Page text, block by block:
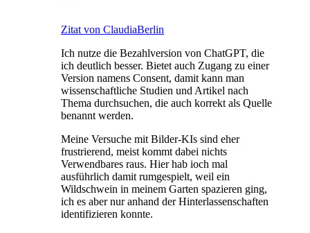
Zitat von ClaudiaBerlin
Ich nutze die Bezahlversion von ChatGPT, die
ich deutlich besser. Bietet auch Zugang zu einer
Version namens Consent, damit kann man
wissenschaftliche Studien und Artikel nach
Thema durchsuchen, die auch korrekt als Quelle
benannt werden.
Meine Versuche mit Bilder-KIs sind eher
frustrierend, meist kommt dabei nichts
Verwendbares raus. Hier hab ioch mal
ausführlich damit rumgespielt, weil ein
Wildschwein in meinem Garten spazieren ging,
ich es aber nur anhand der Hinterlassenschaften
identifizieren konnte.